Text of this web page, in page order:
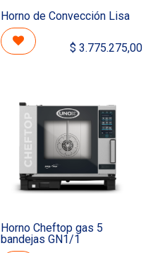
Horno de Convección Lisa
$ 3.775.275,00
Horno Cheftop gas 5
bandejas GN1/1